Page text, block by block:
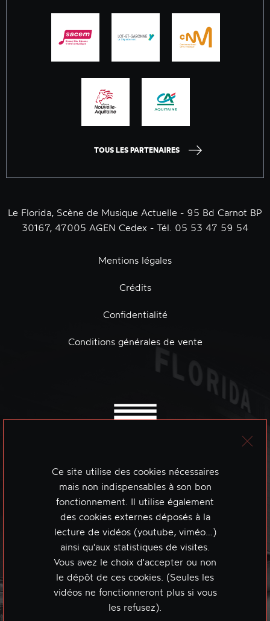
TOUS LES PARTENAIRES
Le Florida, Scène de Musique Actuelle - 95 Bd Carnot BP
30167, 47005 AGEN Cedex - Tél. 05 53 47 59 54
Mentions légales
Crédits
Confidentialité
Conditions générales de vente
Ce site utilise des cookies nécessaires
mais non indispensables à son bon
fonctionnement. Il utilise également
des cookies externes déposés à la
lecture de vidéos (youtube, viméo…)
ainsi qu'aux statistiques de visites.
Vous avez le choix d'accepter ou non
le dépôt de ces cookies. (Seules les
vidéos ne fonctionneront plus si vous
les refusez).